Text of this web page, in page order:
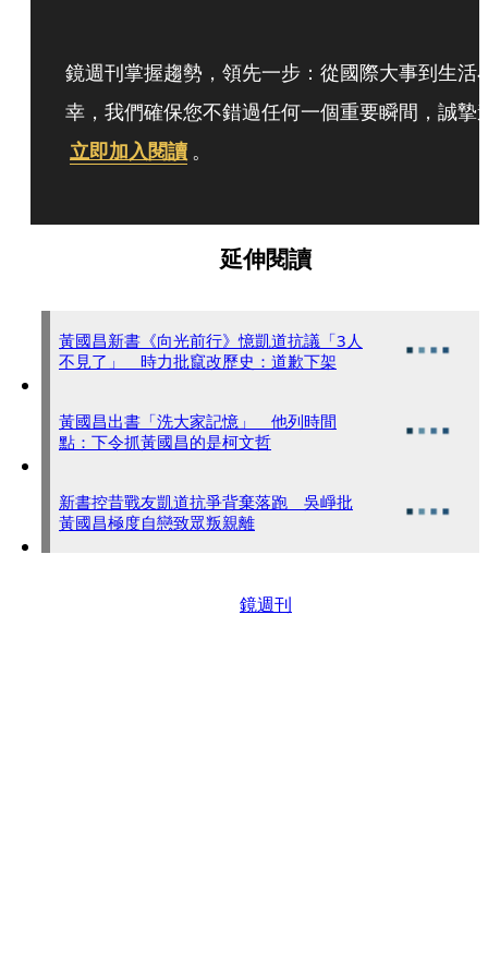
鏡週刊掌握趨勢，領先一步：從國際大事到生活
幸，我們確保您不錯過任何一個重要瞬間，誠摯
立即加入閱讀 。
延伸閱讀
黃國昌新書《向光前行》憶凱道抗議「3人
不見了」 時力批竄改歷史：道歉下架
黃國昌出書「洗大家記憶」 他列時間
點：下令抓黃國昌的是柯文哲
新書控昔戰友凱道抗爭背棄落跑 吳崢批
黃國昌極度自戀致眾叛親離
鏡週刊